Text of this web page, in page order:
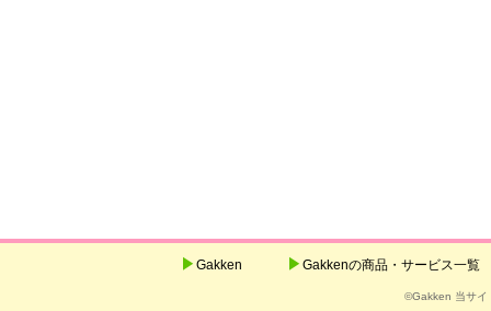
Gakken Gakkenの商品・サービス一覧
©Gakken 当サイ